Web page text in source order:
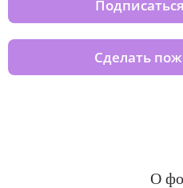
Сделать
О